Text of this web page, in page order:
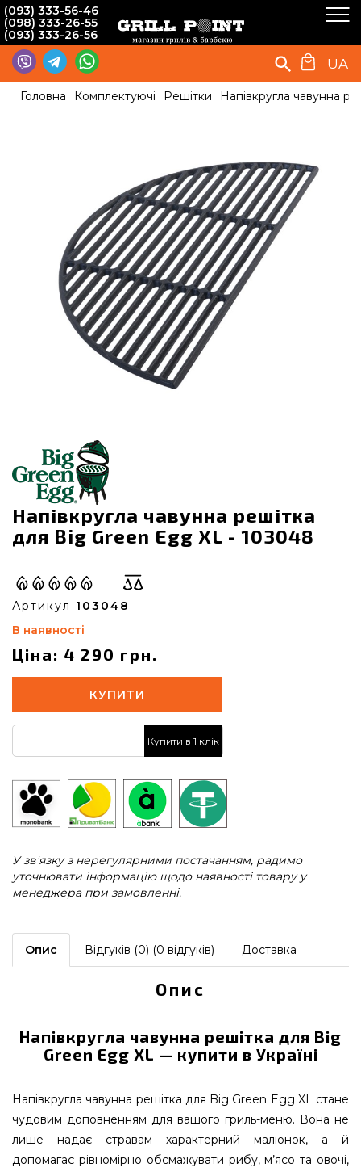
(093) 333-56-46
(098) 333-26-55
(093) 333-26-56
UA
Головна Комплектуючі Решітки Напівкругла чавунна
Напівкругла чавунна решітка
для Big Green Egg XL - 103048
Артикул 103048
В наявності
Ціна: 4 290 грн.
КУПИТИ
Купити в 1 клік
У зв'язку з нерегулярними постачанням, радимо
уточнювати інформацію щодо наявності товару у
менеджера при замовленні.
Опис Відгуків (0) (0 відгуків) Доставка
Опис
Напівкругла чавунна решітка для Big
Green Egg XL — купити в Україні
Напівкругла чавунна решітка для Big Green Egg XL стане
чудовим доповненням для вашого гриль-меню. Вона не
лише надає стравам характерний малюнок, а й
допомагає рівномірно обсмажувати рибу, м’ясо та овочі,